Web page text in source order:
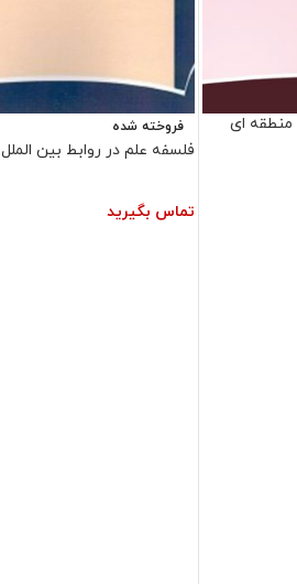
منطقه ای
فروخته شده
فلسفه علم در روابط بین الملل
تماس بگیرید